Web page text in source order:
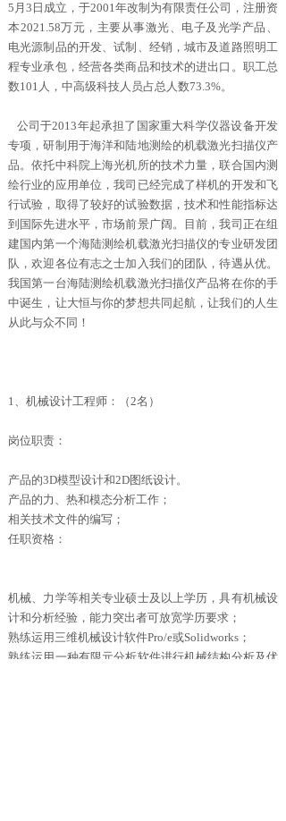
5月3日成立，于2001年改制为有限责任公司，注册资
本2021.58万元，主要从事激光、电子及光学产品、
电光源制品的开发、试制、经销，城市及道路照明工
程专业承包，经营各类商品和技术的进出口。职工总
数101人，中高级科技人员占总人数73.3%。
公司于2013年起承担了国家重大科学仪器设备开发
专项，研制用于海洋和陆地测绘的机载激光扫描仪产
品。依托中科院上海光机所的技术力量，联合国内测
绘行业的应用单位，我司已经完成了样机的开发和飞
行试验，取得了较好的试验数据，技术和性能指标达
到国际先进水平，市场前景广阔。目前，我司正在组
建国内第一个海陆测绘机载激光扫描仪的专业研发团
队，欢迎各位有志之士加入我们的团队，待遇从优。
我国第一台海陆测绘机载激光扫描仪产品将在你的手
中诞生，让大恒与你的梦想共同起航，让我们的人生
从此与众不同！
1、机械设计工程师：（2名）
岗位职责：
产品的3D模型设计和2D图纸设计。
产品的力、热和模态分析工作；
相关技术文件的编写；
任职资格：
机械、力学等相关专业硕士及以上学历，具有机械设
计和分析经验，能力突出者可放宽学历要求；
熟练运用三维机械设计软件Pro/e或Solidworks；
熟练运用一种有限元分析软件进行机械结构分析及优